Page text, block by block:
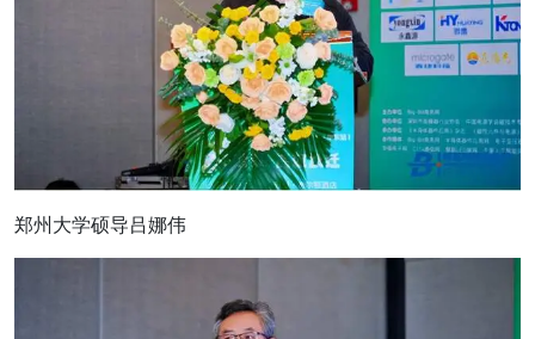
郑州大学硕导吕娜伟